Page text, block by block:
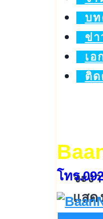
บท
ข่า
เอ
ติด
โทรจะง
แสด